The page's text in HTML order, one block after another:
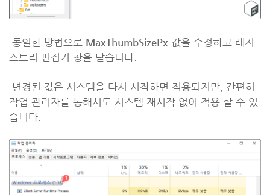
동일한 방법으로 MaxThumbSizePx 값을 수정하고 레지
스트리 편집기 창을 닫습니다.
변경된 값은 시스템을 다시 시작하면 적용되지만, 간편히
작업 관리자를 통해서도 시스템 재시작 없이 적용 할 수 있
습니다.